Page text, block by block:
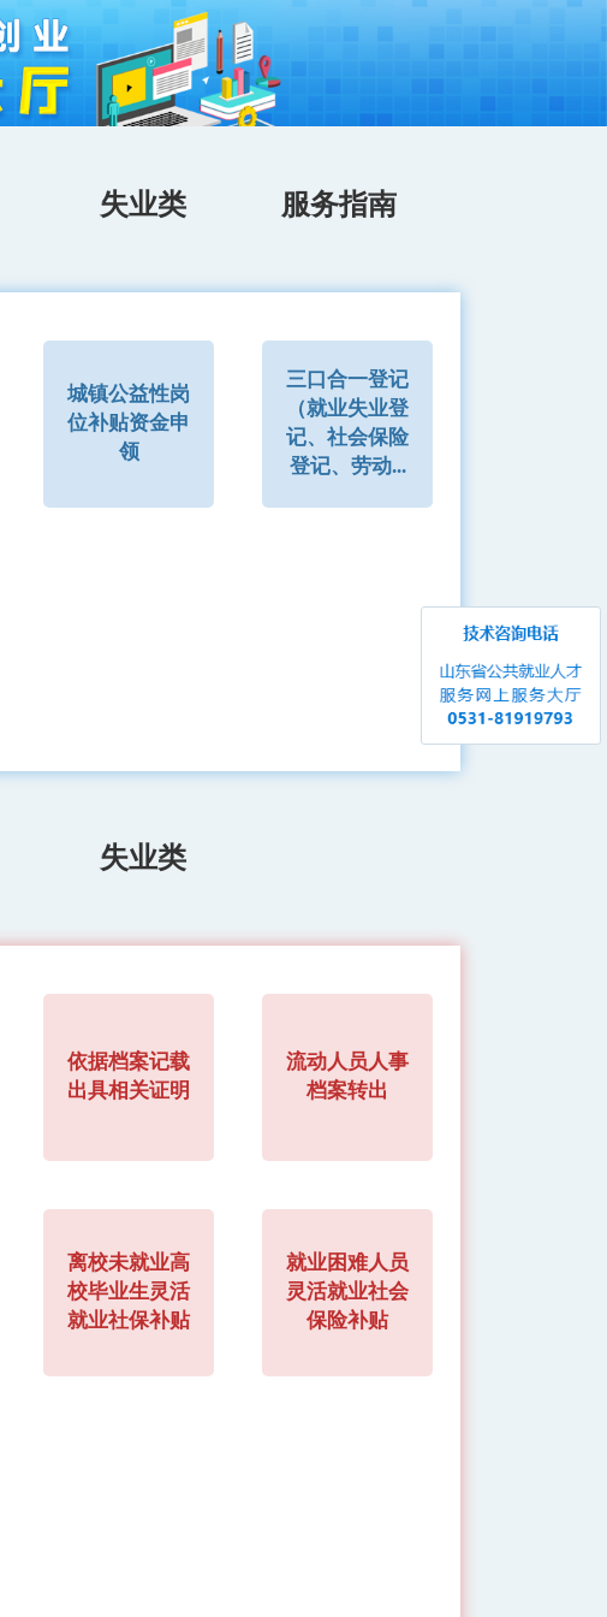
失业类 服务指南
城镇公益性岗
位补贴资金申
领
三口合一登记
（就业失业登
记、社会保险
登记、劳动...
失业类
依据档案记载
出具相关证明
流动人员人事
档案转出
离校未就业高
校毕业生灵活
就业社保补贴
就业困难人员
灵活就业社会
保险补贴